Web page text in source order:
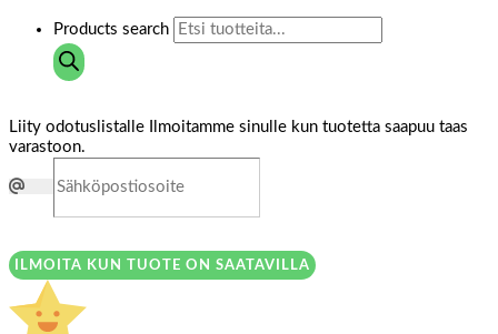
Products search
Liity odotuslistalle
Ilmoitamme sinulle kun tuotetta saapuu taas
varastoon.
ILMOITA KUN TUOTE ON SAATAVILLA